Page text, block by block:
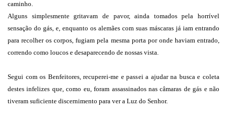
caminho.
Alguns simplesmente gritavam de pavor, ainda tomados pela horrível
sensação do gás, e, enquanto os alemães com suas máscaras já iam entrando
para recolher os corpos, fugiam pela mesma porta por onde haviam entrado,
correndo como loucos e desaparecendo de nossas vista.
Segui com os Benfeitores, recuperei-me e passei a ajudar na busca e coleta
destes infelizes que, como eu, foram assassinados nas câmaras de gás e não
tiveram suficiente discernimento para ver a Luz do Senhor.